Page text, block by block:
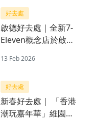
好去處
啟德好去處｜全新7-
Eleven概念店於啟德
Hello Kitty x RODY
仔
13 Feb 2026
好去處
新春好去處｜ 「香港
潮玩嘉年華」維園賀